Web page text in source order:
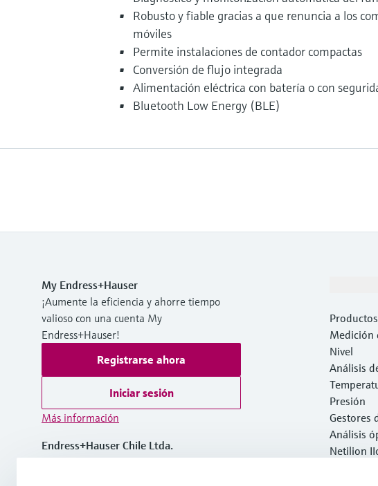
Robusto y fiable gracias a que renuncia a los
móviles
Permite instalaciones de contador compactas
Conversión de flujo integrada
Alimentación eléctrica con batería o con
Bluetooth Low Energy (BLE)
My Endress+Hauser
¡Aumente la eficiencia y ahorre tiempo
valioso con una cuenta My
Endress+Hauser!
Registrarse ahora
Iniciar sesión
Más información
Endress+Hauser Chile Ltda.
Chile
Productos
Medición
Nivel
Análisis
Presión
Gestores
ctos de
Análisis
Netilion